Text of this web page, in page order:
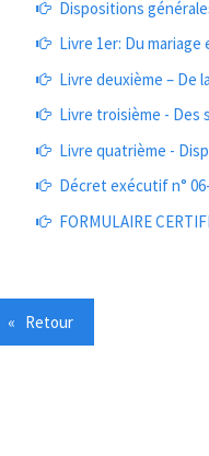
Dispositions
Livre 1er: Du
Livre deuxième – De
Livre troisième - Des
Livre quatrième -
Décret exécutif n°
FORMULAIRE
« Retour